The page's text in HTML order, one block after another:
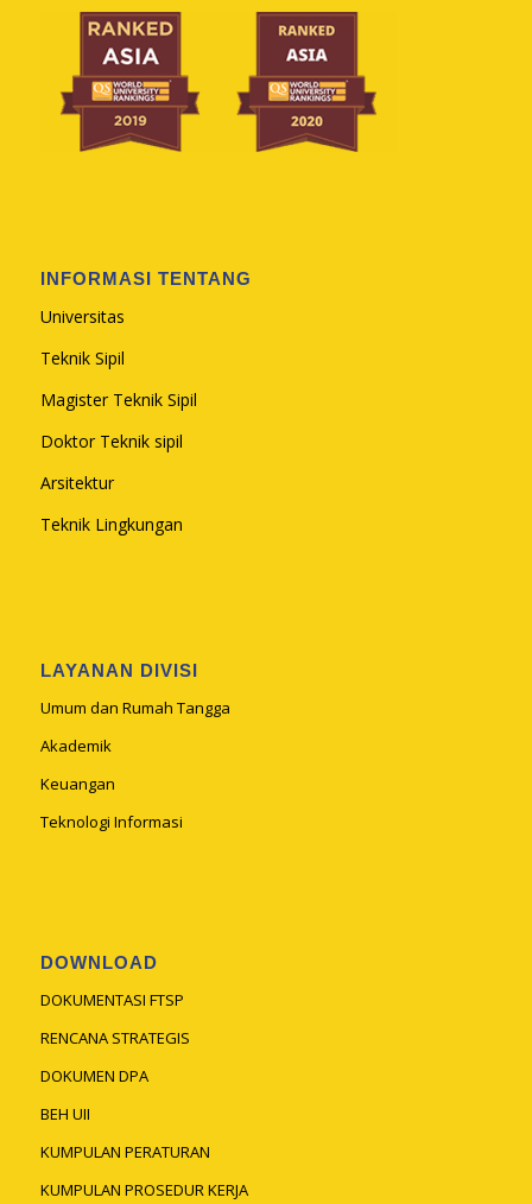
INFORMASI TENTANG
Universitas
Teknik Sipil
Magister Teknik Sipil
Doktor Teknik sipil
Arsitektur
Teknik Lingkungan
LAYANAN DIVISI
Umum dan Rumah Tangga
Akademik
Keuangan
Teknologi Informasi
DOWNLOAD
DOKUMENTASI FTSP
RENCANA STRATEGIS
DOKUMEN DPA
BEH UII
KUMPULAN PERATURAN
KUMPULAN PROSEDUR KERJA